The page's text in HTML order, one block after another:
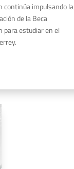
continúa impulsando la
de la Beca
para estudiar en el